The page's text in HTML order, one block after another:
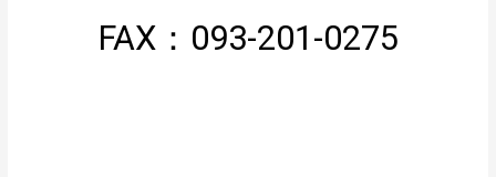
FAX：093-201-0275